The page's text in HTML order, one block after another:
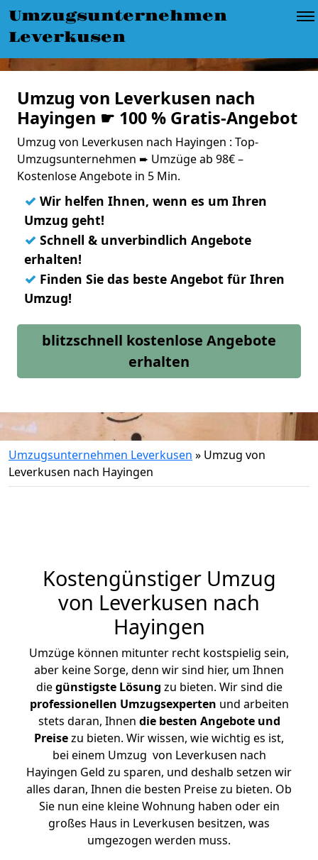
Umzugsunternehmen
Leverkusen
Umzug von Leverkusen nach
Hayingen ☛ 100 % Gratis-Angebot
Umzug von Leverkusen nach Hayingen : Top-
Umzugsunternehmen ➨ Umzüge ab 98€ –
Kostenlose Angebote in 5 Min.
✓ Wir helfen Ihnen, wenn es um Ihren
Umzug geht!
✓ Schnell & unverbindlich Angebote
erhalten!
✓ Finden Sie das beste Angebot für Ihren
Umzug!
blitzschnell kostenlose Angebote
erhalten
Umzugsunternehmen Leverkusen » Umzug von
Leverkusen nach Hayingen
Kostengünstiger Umzug
von Leverkusen nach
Hayingen
Umzüge können mitunter recht kostspielig sein,
aber keine Sorge, denn wir sind hier, um Ihnen
diegünstigste Lösung zu bieten. Wir sind die
professionellen Umzugsexperten und arbeiten
stets daran, Ihnen die besten Angebote und
Preisezu bieten. Wir wissen, wie wichtig es ist,
bei einem Umzug von Leverkusen nach
Hayingen Geld zu sparen, und deshalb setzen wir
alles daran, Ihnen die besten Preise zu bieten. Ob
Sie nun eine kleine Wohnung haben oder ein
großes Haus in Leverkusen besitzen, was
umgezogen werden muss.